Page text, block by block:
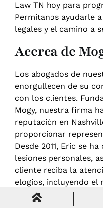
Law TN hoy para
Permítanos ayudarle
legales y el camino a
Acerca de
Los abogados de
enorgullecen de su
con los clientes.
Mogy, nuestra firma
reputación en
proporcionar
Desde 2011, Eric se
lesiones personales,
cliente reciba la
elogios, incluyendo el
Rising Star por Super
dedicación y